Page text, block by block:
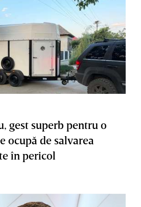
gest superb pentru o
ocupă de salvarea
în pericol